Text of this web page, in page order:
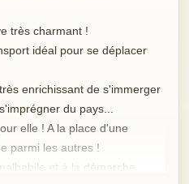
très charmant !
idéal pour se déplacer
enrichissant de s'immerger
du pays...
elle ! A la place d'une
parmi les autres !
et à la démarche